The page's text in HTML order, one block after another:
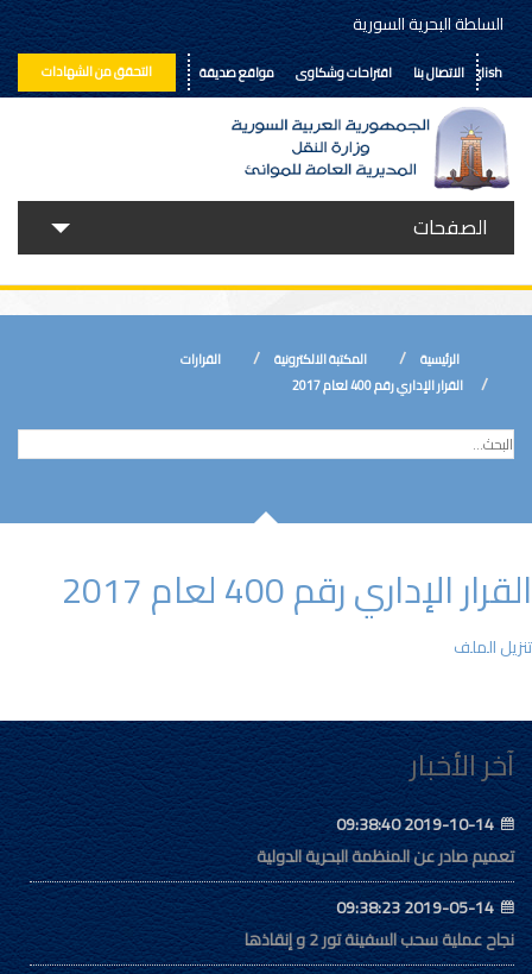
السلطة البحرية السورية
التحقق من الشهادات الاتصال بنا اقتراحات وشكاوى مواقع صديقة English
الصفحات
حولنا
الأخبار
إعلانات ومناقصات
الرئيسية المكتبة الالكترونية
القرارات
القرار الإداري رقم 400 لعام 2017
القرار الإداري رقم 400 لعام 2017
تنزيل الملف
آخر الأخبار
2019-10-14 09:38:40
تعميم صادر عن المنظمة البحرية الدولية
2019-05-14 09:38:23
نجاح عملية سحب السفينة تور 2 و إنقاذها